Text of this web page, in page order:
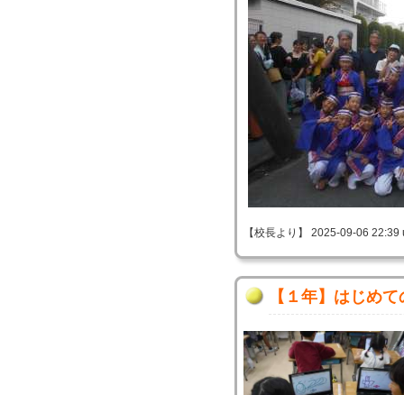
【校長より】 2025-09-06 22:39
【１年】はじめ